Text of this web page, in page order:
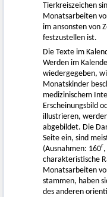
Tierkreiszeichen
Monatsarbeiten
im ansonsten von
festzustellen ist.
Die Texte im
Werden im
wiedergegeben,
Monatskinder
medizinischem
Erscheinungsbild
illustrieren,
abgebildet. Die
Seite ein, sind
(Ausnahmen: 160r
charakteristische
Monatsarbeiten
stammen, haben
des anderen